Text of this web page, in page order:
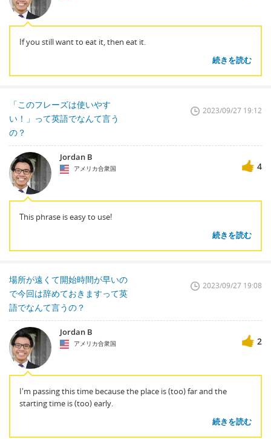
If you still want to eat it, then eat it.
続きを読む
「このフレーズは使いやす
い！」って英語でなんて言う
の？
2023/09/27 19:12
Jordan B
アメリカ合衆国 4
This phrase is easy to use!
続きを読む
場所が遠くて開始時間が早いの
で今回は辞めておきますって英
語でなんて言うの？
2023/09/27 19:08
Jordan B
アメリカ合衆国 2
I'm passing this time because the place is (too) far and the
starting time is (too) early.
続きを読む